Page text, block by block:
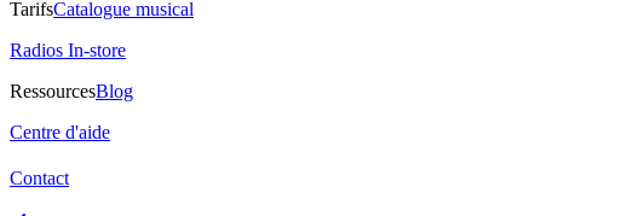
TarifsCatalogue musical
Radios In-store
RessourcesBlog
Centre d'aide
Contact